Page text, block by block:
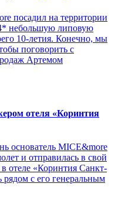
посадил на территории
небольшую липовую
10-летия. Конечно, мы
поговорить с
Артемом
отеля «Коринтия
основатель MICE&more
и отправилась в свой
отеле «Коринтия Санкт-
с его генеральным